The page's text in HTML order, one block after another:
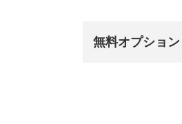
無料オプション